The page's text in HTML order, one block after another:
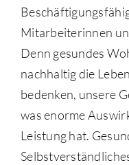
Mitarbeiterinnen
Denn gesundes
nachhaltig die
bedenken, unsere
was enorme
Leistung hat.